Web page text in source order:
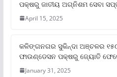
ପକ୍ଷରୁ ଜାତୀୟ ଅଗ୍ନିଶମ ସେବା
April 15, 2025
କଳିଙ୍ଗନଗର ସୁକିନ୍ଦା ଅଞ୍ଚଳର ୧୫୦
ଫାଉଣ୍ଡେସନ ପକ୍ଷରୁ ଜ୍ୟୋତି
January 31, 2025